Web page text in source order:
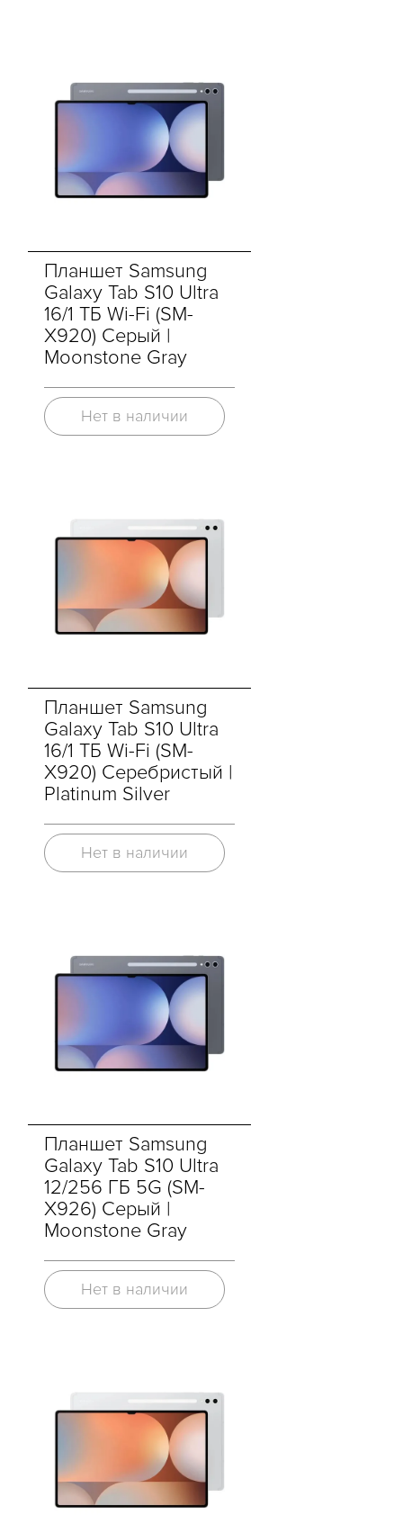
Планшет Samsung
Galaxy Tab S10 Ultra
16/1 ТБ Wi-Fi (SM-
X920) Серый |
Moonstone Gray
Нет в наличии
Планшет Samsung
Galaxy Tab S10 Ultra
16/1 ТБ Wi-Fi (SM-
X920) Серебристый |
Platinum Silver
Нет в наличии
Планшет Samsung
Galaxy Tab S10 Ultra
12/256 ГБ 5G (SM-
X926) Серый |
Moonstone Gray
Нет в наличии